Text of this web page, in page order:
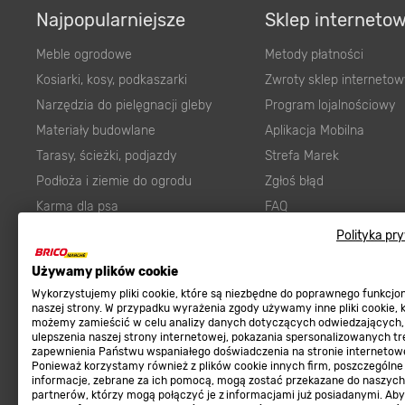
Polityka
Używamy plików cookie
Wykorzystujemy pliki cookie, które są niezbędne do poprawnego
naszej strony. W przypadku wyrażenia zgody używamy inne pliki cookie,
możemy zamieścić w celu analizy danych dotyczących odwiedzających,
ulepszenia naszej strony internetowej, pokazania spersonalizowanych
zapewnienia Państwu wspaniałego doświadczenia na stronie
Ponieważ korzystamy również z plików cookie innych firm, poszczególne
informacje, zebrane za ich pomocą, mogą zostać przekazane do naszych
partnerów, którzy mogą połączyć je z informacjami już posiadanymi.
Najpopularniejsze
Meble ogrodowe
Kosiarki, kosy, podkaszarki
Narzędzia do pielęgnacji gleby
Materiały budowlane
Tarasy, ścieżki, podjazdy
Podłoża i ziemie do ogrodu
Karma dla psa
Farby wewnętrzne białe
Elektryka
Panele
Elektronarzędzia
Płytki
Panele podłogowe
Sklep
Metody płatności
Zwroty sklep
Program lojalnościowy
Aplikacja Mobilna
Strefa Marek
Zgłoś błąd
FAQ
Prawny obowiązek
Regulaminy
Regulaminy
Polityka prywatności